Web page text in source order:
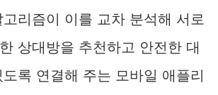
리즘이 이를 교차 분석해 서로
상대방을 추천하고 안전한 대
록 연결해 주는 모바일 애플리